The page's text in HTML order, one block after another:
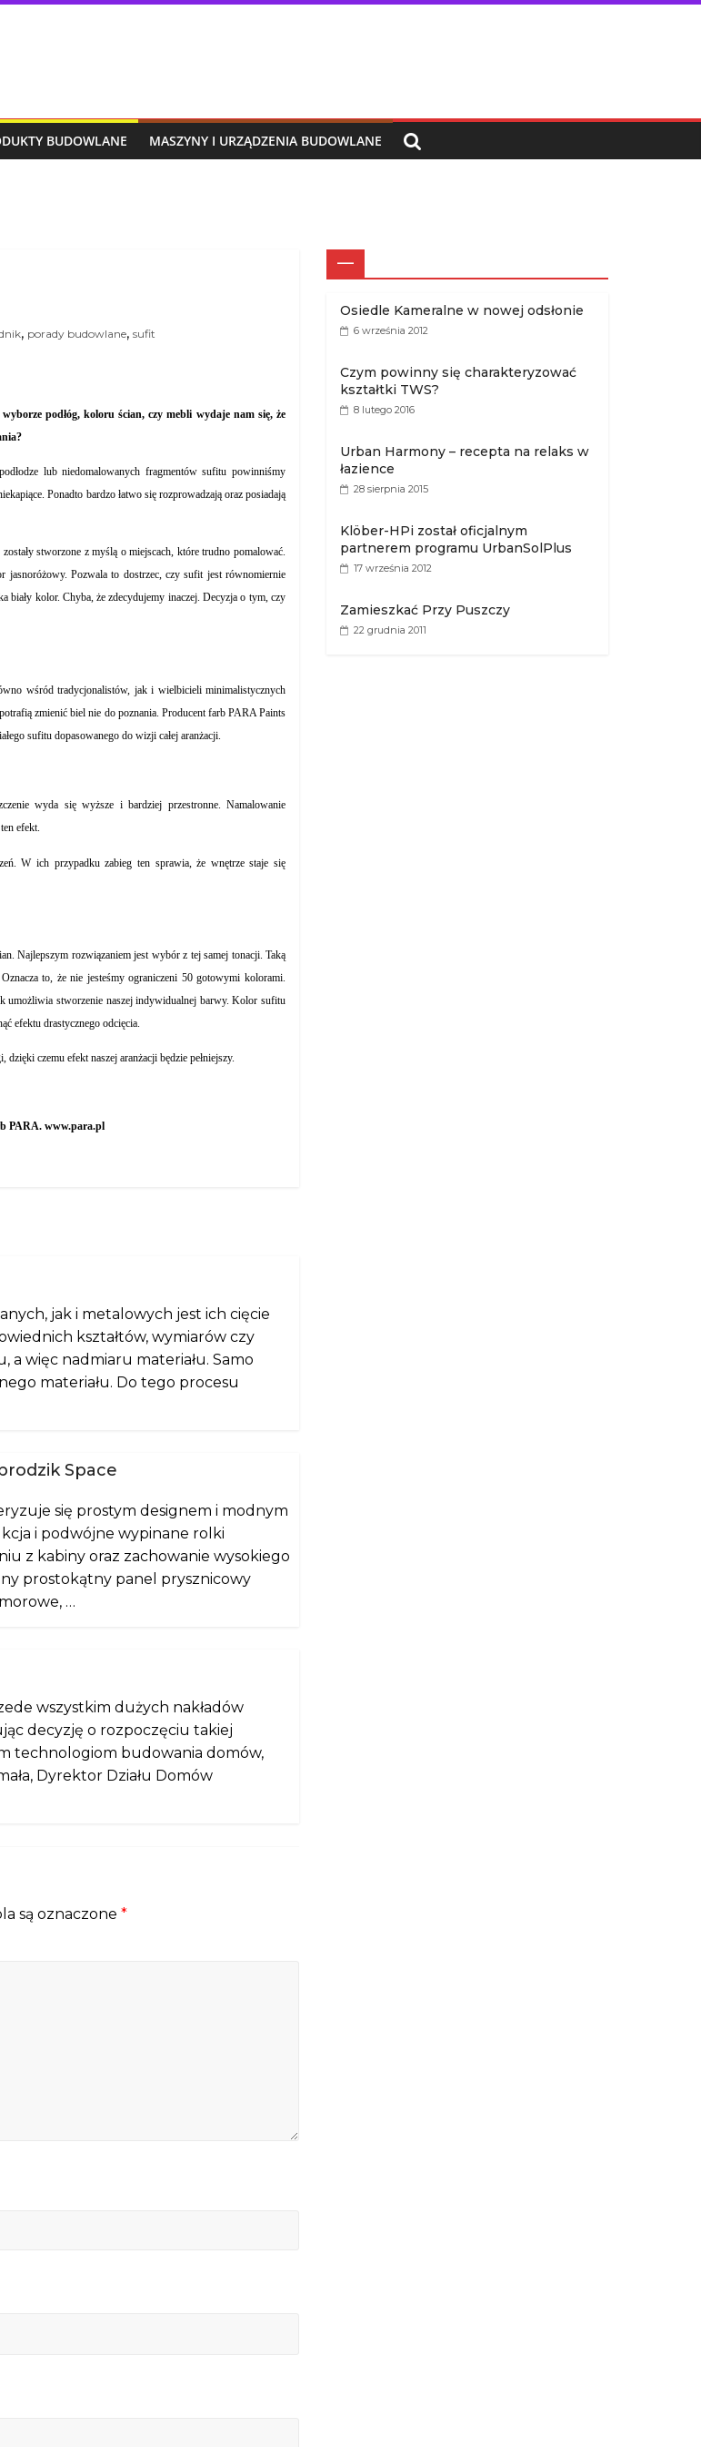
BUDOWLANE MASZYNY I URZĄDZENIA BUDOWLANE
, porady budowlane, sufit
podłóg, koloru ścian, czy mebli wydaje nam się, że
lub niedomalowanych fragmentów sufitu powinniśmy
Ponadto bardzo łatwo się rozprowadzają oraz posiadają
stworzone z myślą o miejscach, które trudno pomalować.
jasnoróżowy. Pozwalato dostrzec, czy sufit jest równomiernie
biały kolor. Chyba, że zdecydujemy inaczej.Decyzja o tym, czy
wśród tradycjonalistów, jak i wielbicieli minimalistycznych
zmienić biel nie do poznania. Producent farb PARA Paints
sufitu dopasowanego do wizji całej aranżacji.
wyda sięwyższe i bardziej przestronne. Namalowanie
efekt.
W ich przypadku zabieg ten sprawia, że wnętrze staje się
Najlepszym rozwiązaniem jest wybór z tej samej tonacji. Taką
to, że nie jesteśmy ograniczeni 50 gotowymi kolorami.
umożliwia stworzenie naszej indywidualnej barwy. Kolor sufitu
efektu drastycznego odcięcia.
czemu efekt naszej aranżacji będzie pełniejszy.
PARA. www.para.pl
jak i metalowych jest ich cięcie
kształtów, wymiarów czy
więc nadmiaru materiału. Samo
materiału. Do tego procesu
Space
się prostym designem i modnym
i podwójne wypinane rolki
z kabiny oraz zachowanie wysokiego
prostokątny panel prysznicowy
…
wszystkim dużych nakładów
decyzję o rozpoczęciu takiej
technologiom budowania domów,
Dyrektor Działu Domów
są oznaczone *
—
Osiedle Kameralne w nowej odsłonie
6 września 2012
Czym powinny się charakteryzować
kształtki TWS?
8 lutego 2016
Urban Harmony – recepta na relaks w
łazience
28 sierpnia 2015
Klöber-HPi został oficjalnym
partnerem programu UrbanSolPlus
17 września 2012
Zamieszkać Przy Puszczy
22 grudnia 2011